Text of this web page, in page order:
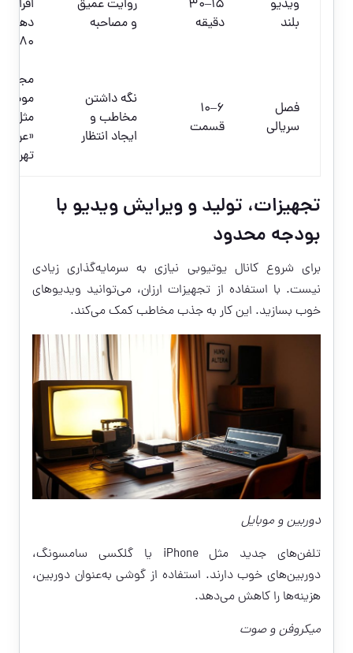
ویدیو
بلند
15–30
دقیقه
روایت عمیق
و مصاحبه
افراد
۸۰
فصل
سریالی
6–10
قسمت
نگه داشتن
مخاطب و
ایجاد انتظار
مثل
تهران
تجهیزات، تولید و ویرایش ویدیو با
بودجه محدود
برای شروع کانال یوتیوبی نیازی به سرمایه‌گذاری زیادی
نیست. با استفاده از تجهیزات ارزان، می‌توانید ویدیو‌های
خوب بسازید. این کار به جذب مخاطب کمک می‌کند.
دوربین و موبایل
تلفن‌های جدید مثل iPhone یا گلکسی سامسونگ،
دوربین‌های خوب دارند. استفاده از گوشی به‌عنوان دوربین،
هزینه‌ها را کاهش می‌دهد.
میکروفن و صوت